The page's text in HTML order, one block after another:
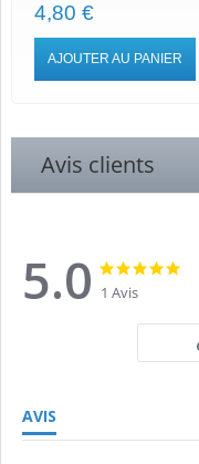
4,80 €
AJOUTER AU PANIER
Avis clients
5.0
5.0
star
rating
1 Avis
AVIS